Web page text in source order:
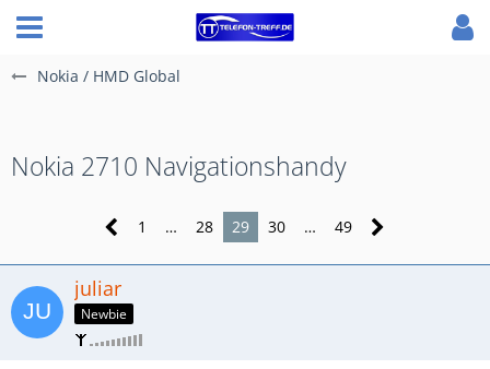
Nokia / HMD Global
Nokia 2710 Navigationshandy
1 … 28 29 30 … 49
juliar
Newbie